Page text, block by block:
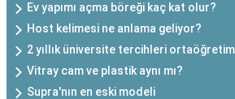
Ev yapımı açma böreği kaç kat olur?
Host kelimesi ne anlama geliyor?
2 yıllık üniversite tercihleri
Vitray cam ve plastik aynı mı?
Supra'nın en eski modeli